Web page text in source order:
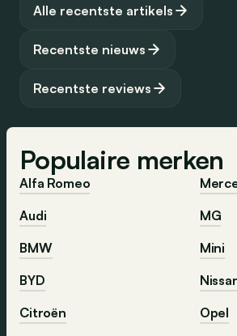
gemakkelijk en toegankelijk om jouw
Alle recentste artikels
Recentste nieuws
Recentste reviews
Populaire merken
Alfa Romeo
Audi
BMW
BYD
Citroën
MG
Mini
Opel